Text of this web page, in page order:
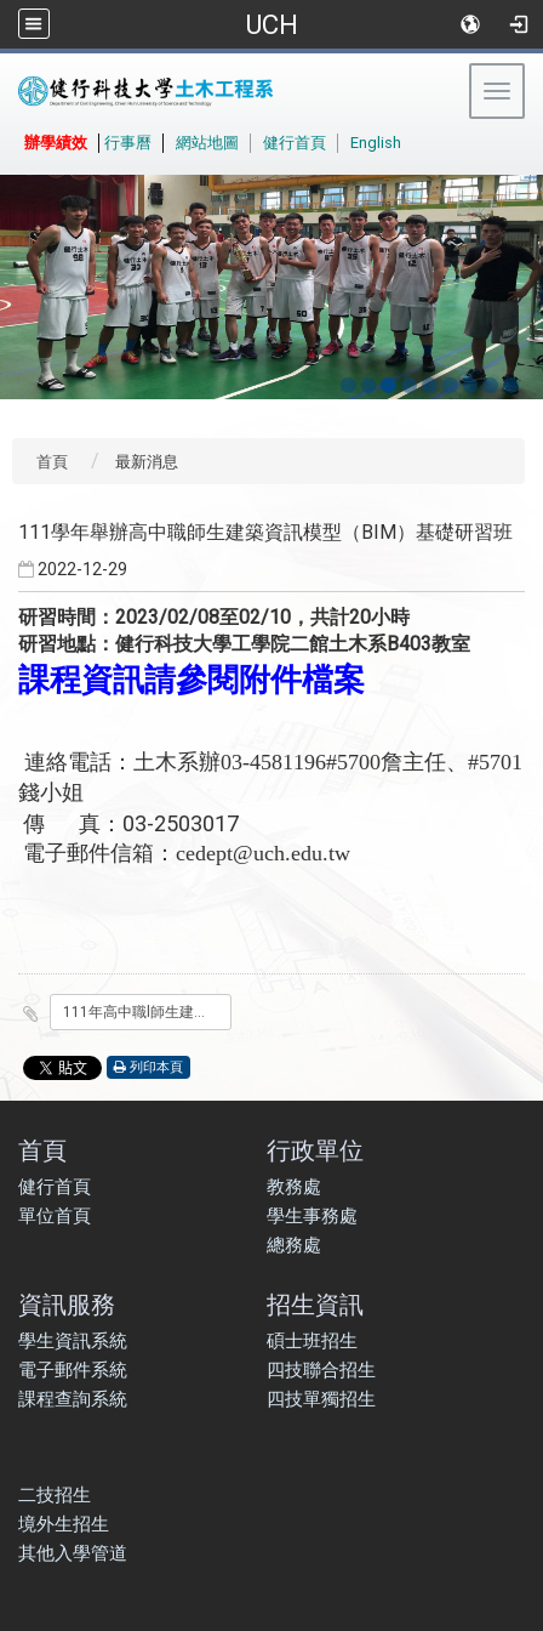
UCH
辦學績效 行事曆 網站地圖 健行首頁 English
首頁 最新消息
111學年舉辦高中職師生建築資訊模型（BIM）基礎研習班
2022-12-29
研習時間：2023/02/08至02/10，共計20小時
研習地點：健行科技大學工學院二館土木系B403教室
課程資訊請參閱附件檔案
連絡電話：土木系辦03-4581196#5700詹主任、#5701
錢小姐
傳 真：03-2503017
電子郵件信箱：cedept@uch.edu.tw
111年高中職l師生建築資訊模型BIM基礎研習班-高中職.pdf
列印本頁
首頁
健行首頁
單位首頁
行政單位
教務處
學生事務處
總務處
資訊服務
學生資訊系統
電子郵件系統
課程查詢系統
招生資訊
碩士班招生
四技聯合招生
四技單獨招生
二技招生
境外生招生
其他入學管道